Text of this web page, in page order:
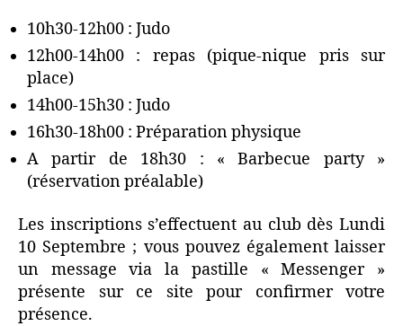
10h30-12h00 : Judo
12h00-14h00 : repas (pique-nique pris sur
place)
14h00-15h30 : Judo
16h30-18h00 : Préparation physique
A partir de 18h30 : « Barbecue party »
(réservation préalable)
Les inscriptions s’effectuent au club dès Lundi
10 Septembre ; vous pouvez également laisser
un message via la pastille « Messenger »
présente sur ce site pour confirmer votre
présence.